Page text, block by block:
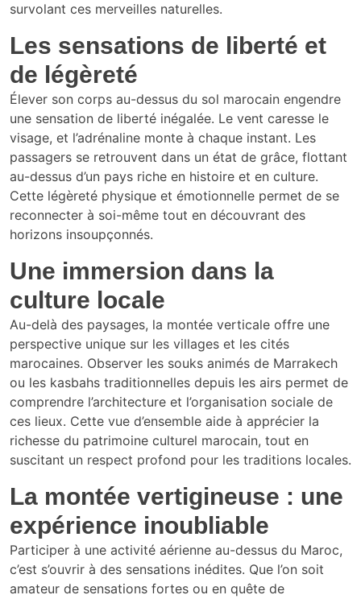
survolant ces merveilles naturelles.
Les sensations de liberté et
de légèreté
Élever son corps au-dessus du sol marocain engendre
une sensation de liberté inégalée. Le vent caresse le
visage, et l’adrénaline monte à chaque instant. Les
passagers se retrouvent dans un état de grâce, flottant
au-dessus d’un pays riche en histoire et en culture.
Cette légèreté physique et émotionnelle permet de se
reconnecter à soi-même tout en découvrant des
horizons insoupçonnés.
Une immersion dans la
culture locale
Au-delà des paysages, la montée verticale offre une
perspective unique sur les villages et les cités
marocaines. Observer les souks animés de Marrakech
ou les kasbahs traditionnelles depuis les airs permet de
comprendre l’architecture et l’organisation sociale de
ces lieux. Cette vue d’ensemble aide à apprécier la
richesse du patrimoine culturel marocain, tout en
suscitant un respect profond pour les traditions locales.
La montée vertigineuse : une
expérience inoubliable
Participer à une activité aérienne au-dessus du Maroc,
c’est s’ouvrir à des sensations inédites. Que l’on soit
amateur de sensations fortes ou en quête de